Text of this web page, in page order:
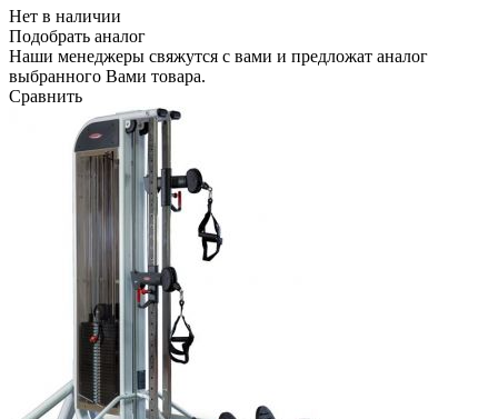
Нет в наличии
Подобрать аналог
Наши менеджеры свяжутся с вами и предложат аналог
выбранного Вами товара.
Сравнить